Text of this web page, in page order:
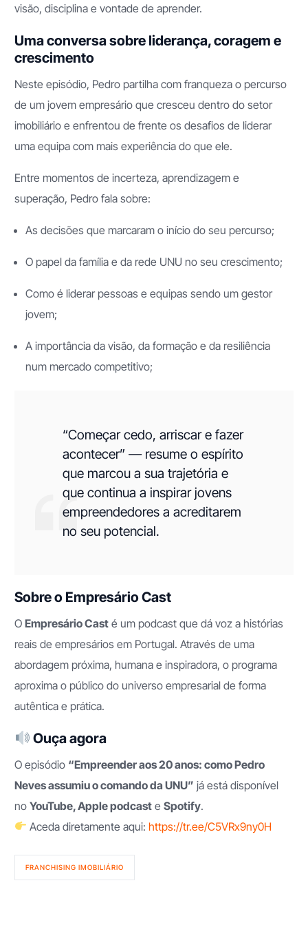
visão, disciplina e vontade de aprender.
Uma conversa sobre liderança, coragem e
crescimento
Neste episódio, Pedro partilha com franqueza o percurso
de um jovem empresário que cresceu dentro do setor
imobiliário e enfrentou de frente os desafios de liderar
uma equipa com mais experiência do que ele.
Entre momentos de incerteza, aprendizagem e
superação, Pedro fala sobre:
As decisões que marcaram o início do seu percurso;
O papel da família e da rede UNU no seu crescimento;
Como é liderar pessoas e equipas sendo um gestor
jovem;
A importância da visão, da formação e da resiliência
num mercado competitivo;
“Começar cedo, arriscar e fazer
acontecer” — resume o espírito
que marcou a sua trajetória e
que continua a inspirar jovens
empreendedores a acreditarem
no seu potencial.
Sobre o Empresário Cast
OEmpresário Cast é um podcast que dá voz a histórias
reais de empresários em Portugal. Através de uma
abordagem próxima, humana e inspiradora, o programa
aproxima o público do universo empresarial de forma
autêntica e prática.
Ouça agora
O episódio “Empreender aos 20 anos: como Pedro
Neves assumiu o comando da UNU” já está disponível
noYouTube, Apple podcast eSpotify.
Aceda diretamente aqui:https://tr.ee/C5VRx9ny0H
FRANCHISING IMOBILIÁRIO